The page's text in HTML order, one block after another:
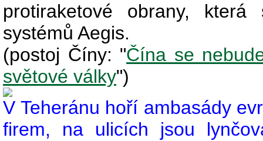
protiraketové obrany,
systémů Aegis.
(postoj Číny: "Čína se
světové války")
V Teheránu hoří ambasády
firem, na ulicích jsou